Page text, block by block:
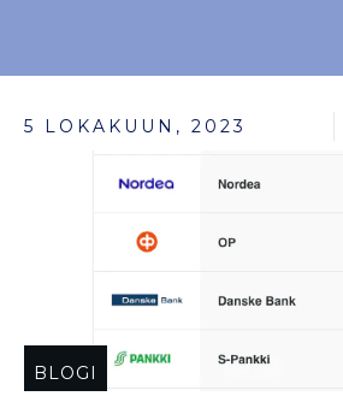
5 LOKAKUUN, 2023
BLOGI